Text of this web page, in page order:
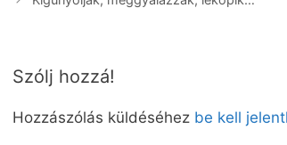
Szólj hozzá!
Hozzászólás küldéséhez be kell